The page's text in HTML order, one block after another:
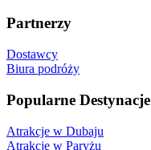
Partnerzy
Dostawcy
Biura podróży
Popularne Destynacje
Atrakcje w Dubaju
Atrakcje w Paryżu